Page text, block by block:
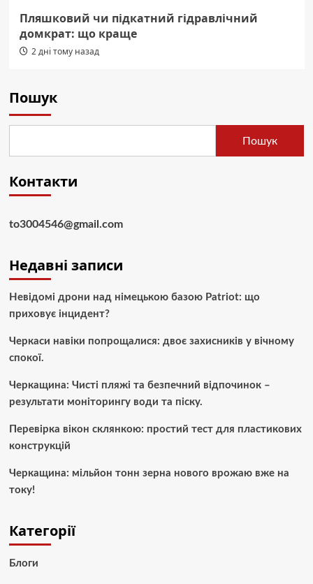
Пляшковий чи підкатний гідравлічний
домкрат: що краще
2 дні тому назад
Пошук
Пошук
Контакти
to3004546@gmail.com
Недавні записи
Невідомі дрони над німецькою базою Patriot: що
приховує інцидент?
Черкаси навіки попрощалися: двоє захисників у вічному
спокої.
Черкащина: Чисті пляжі та безпечний відпочинок –
результати моніторингу води та піску.
Перевірка вікон склянкою: простий тест для пластикових
конструкцій
Черкащина: мільйон тонн зерна нового врожаю вже на
току!
Категорії
Блоги